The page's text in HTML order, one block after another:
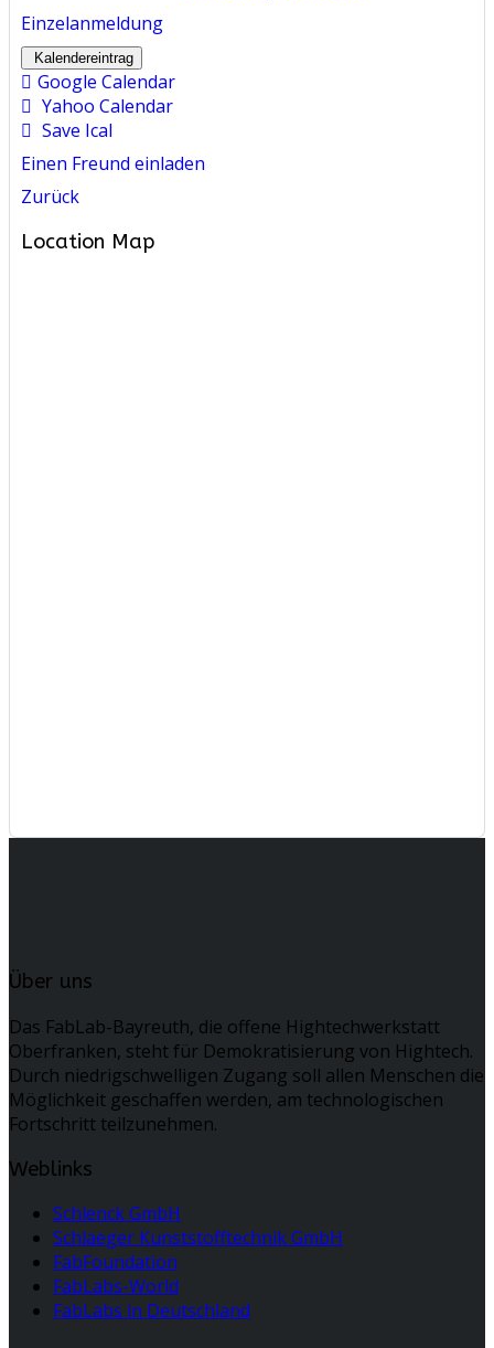
Einzelanmeldung
Kalendereintrag
Google Calendar
Yahoo Calendar
Save Ical
Einen Freund einladen
Zurück
Location Map
Über uns
Das FabLab-Bayreuth, die offene Hightechwerkstatt
Oberfranken, steht für Demokratisierung von Hightech.
Durch niedrigschwelligen Zugang soll allen Menschen die
Möglichkeit geschaffen werden, am technologischen
Fortschritt teilzunehmen.
Weblinks
Schlenck GmbH
Schlaeger Kunststofftechnik GmbH
FabFoundation
FabLabs-World
FabLabs in Deutschland